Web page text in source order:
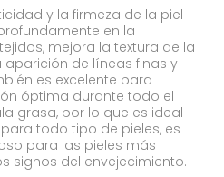
y la firmeza de la piel
en la
mejora la textura de la
aparición de líneas finas y
es excelente para
óptima durante todo el
grasa, por lo que es ideal
todo tipo de pieles, es
para las pieles más
signos del envejecimiento.